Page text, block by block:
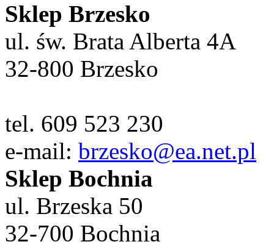
Sklep Brzesko
ul. św. Brata Alberta 4A
32-800 Brzesko
tel. 609 523 230
e-mail: brzesko@ea.net.pl
Sklep Bochnia
ul. Brzeska 50
32-700 Bochnia